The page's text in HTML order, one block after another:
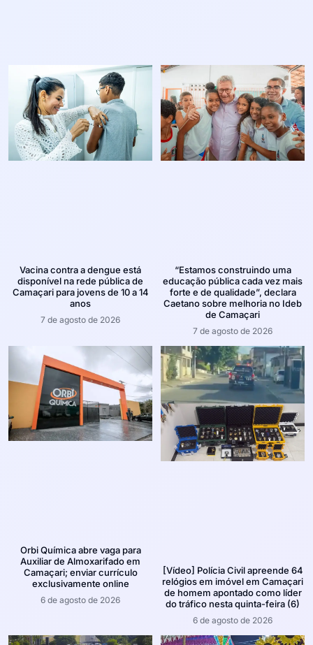
Vacina contra a dengue está
disponível na rede pública de
Camaçari para jovens de 10 a 14
anos
7 de agosto de 2026
“Estamos construindo uma
educação pública cada vez mais
forte e de qualidade”, declara
Caetano sobre melhoria no Ideb
de Camaçari
7 de agosto de 2026
Orbi Química abre vaga para
Auxiliar de Almoxarifado em
Camaçari; enviar currículo
exclusivamente online
6 de agosto de 2026
[Vídeo] Polícia Civil apreende 64
relógios em imóvel em Camaçari
de homem apontado como líder
do tráfico nesta quinta-feira (6)
6 de agosto de 2026